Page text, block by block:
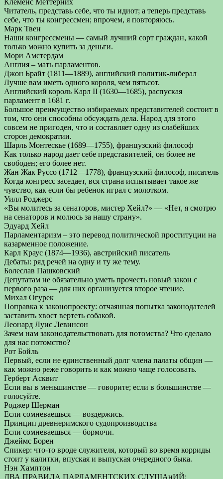
Клеменс Меттерних
Читатель, представь себе, что ты идиот; а теперь представь
себе, что ты конгрессмен; впрочем, я повторяюсь.
Марк Твен
Наши конгрессмены — самый лучший сорт граждан, какой
только можно купить за деньги.
Мори Амстердам
Англия – мать парламентов.
Джон Брайт (1811—1889), английский политик-либерал
Лучше вам иметь одного короля, чем пятьсот.
Английский король Карл II (1630—1685), распуская
парламент в 1681 г.
Большое преимущество избираемых представителей состоит в
том, что они способны обсуждать дела. Народ для этого
совсем не пригоден, что и составляет одну из слабейших
сторон демократии.
Шарль Монтескье (1689—1755), французский философ
Как только народ дает себе представителей, он более не
свободен; его более нет.
Жан Жак Руссо (1712—1778), французский философ, писатель
Когда конгресс заседает, вся страна испытывает такое же
чувство, как если бы ребенок играл с молотком.
Уилл Роджерс
«Вы молитесь за сенаторов, мистер Хейл?» — «Нет, я смотрю
на сенаторов и молюсь за нашу страну».
Эдуард Хейл
Парламентаризм – это перевод политической проституции на
казарменное положение.
Карл Краус (1874—1936), австрийский писатель
Дебаты: ряд речей на одну и ту же тему.
Болеслав Пашковский
Депутатам не обязательно уметь прочесть новый закон с
первого раза — для них организуется второе чтение.
Михал Огурек
Поправка к законопроекту: отчаянная попытка законодателей
заставить хвост вертеть собакой.
Леонард Луис Левинсон
Зачем нам законодательствовать для потомства? Что сделало
для нас потомство?
Рот Бойль
Первый, если не единственный долг члена палаты общин —
как можно реже говорить и как можно чаще голосовать.
Герберт Асквит
Если вы в меньшинстве — говорите; если в большинстве —
голосуйте.
Роджер Шерман
Если сомневаешься — воздержись.
Принцип древнеримского судопроизводства
Если сомневаешься — бормочи.
Джеймс Борен
Спикер: что-то вроде служителя, который во время корриды
стоит у калитки, впуская и выпуская очередного быка.
Нэн Хамптон
ДВА ПРАВИЛА ПАРЛАМЕНТСКИХ СЛУШАнИЙ: